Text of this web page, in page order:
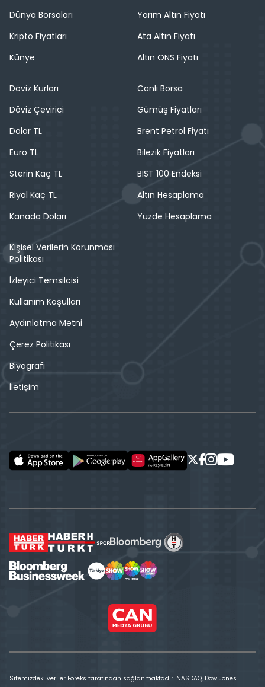
Dünya Borsaları
Kripto Fiyatları
Künye
Yarım Altın Fiyatı
Ata Altın Fiyatı
Altın ONS Fiyatı
Döviz Kurları
Döviz Çevirici
Dolar TL
Euro TL
Sterin Kaç TL
Riyal Kaç TL
Kanada Doları
Canlı Borsa
Gümüş Fiyatları
Brent Petrol Fiyatı
Bilezik Fiyatları
BIST 100 Endeksi
Altın Hesaplama
Yüzde Hesaplama
Kişisel Verilerin Korunması
Politikası
İzleyici Temsilcisi
Kullanım Koşulları
Aydınlatma Metni
Çerez Politikası
Biyografi
İletişim
Sitemizdeki veriler Foreks tarafından sağlanmaktadır. NASDAQ, Dow Jones